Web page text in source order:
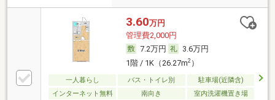
3.60万円
管理費2,000円
7.2万円
3.6万円
1階 / 1K（26.27m2）
一人暮らし バス・トイレ別
駐車場(近隣含)
インターネット無料
南向き 室内洗濯機置き場